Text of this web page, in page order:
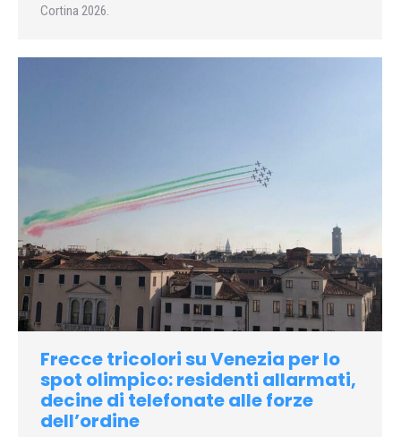
Cortina 2026.
Frecce tricolori su Venezia per lo
spot olimpico: residenti allarmati,
decine di telefonate alle forze
dell’ordine